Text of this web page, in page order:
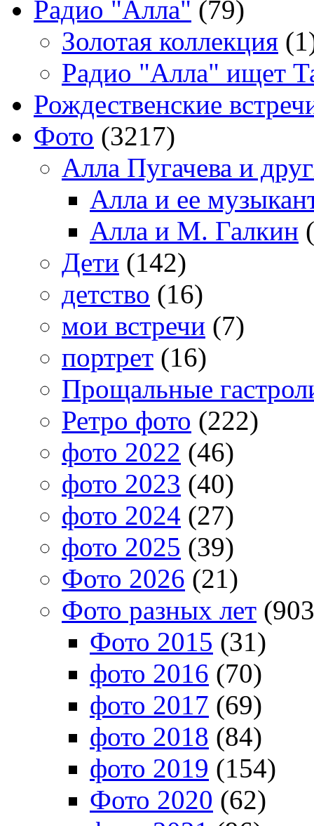
Радио "Алла" (79)
Золотая коллекция
Радио "Алла" ищет
Рождественские
Фото (3217)
Алла Пугачева и
Алла и ее
Алла и М. Галкин
Дети (142)
детство (16)
мои встречи (7)
портрет (16)
Прощальные
Ретро фото (222)
фото 2022 (46)
фото 2023 (40)
фото 2024 (27)
фото 2025 (39)
Фото 2026 (21)
Фото разных лет
Фото 2015 (31)
фото 2016 (70)
фото 2017 (69)
фото 2018 (84)
фото 2019 (154)
Фото 2020 (62)